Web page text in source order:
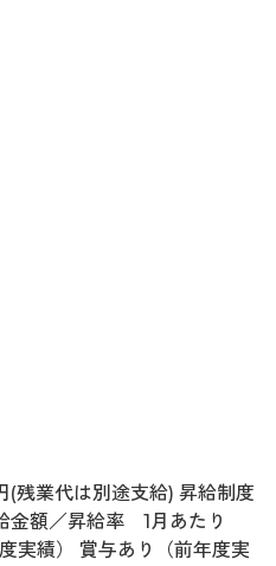
業代は別途支給) 昇給制度
金額／昇給率 1月あたり
実績） 賞与あり（前年度実